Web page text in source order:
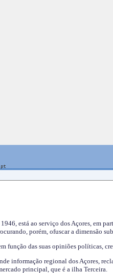
está ao serviço dos Açores, em
porém, ofuscar a dimensão
função das suas opiniões políticas,
informação regional dos Açores,
principal, que é a ilha Terceira.